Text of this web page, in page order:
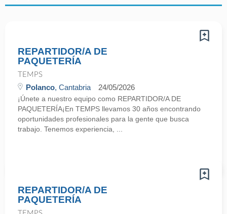
REPARTIDOR/A DE
PAQUETERÍA
TEMPS
Polanco, Cantabria 24/05/2026
¡Únete a nuestro equipo como REPARTIDOR/A DE
PAQUETERÍA¡En TEMPS llevamos 30 años encontrando
oportunidades profesionales para la gente que busca
trabajo. Tenemos experiencia, ...
REPARTIDOR/A DE
PAQUETERÍA